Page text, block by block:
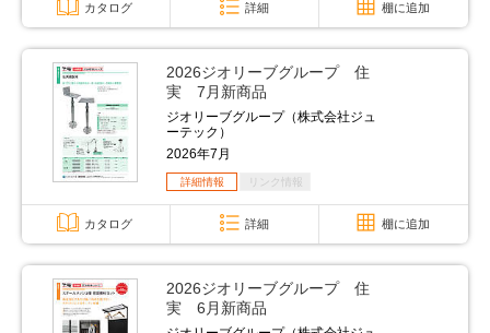
カタログ 詳細 棚に追加
2026ジオリーブグループ 住
実 7月新商品
ジオリーブグループ（株式会社ジュ
ーテック）
2026年7月
詳細情報 リンク情報
カタログ 詳細 棚に追加
2026ジオリーブグループ 住
実 6月新商品